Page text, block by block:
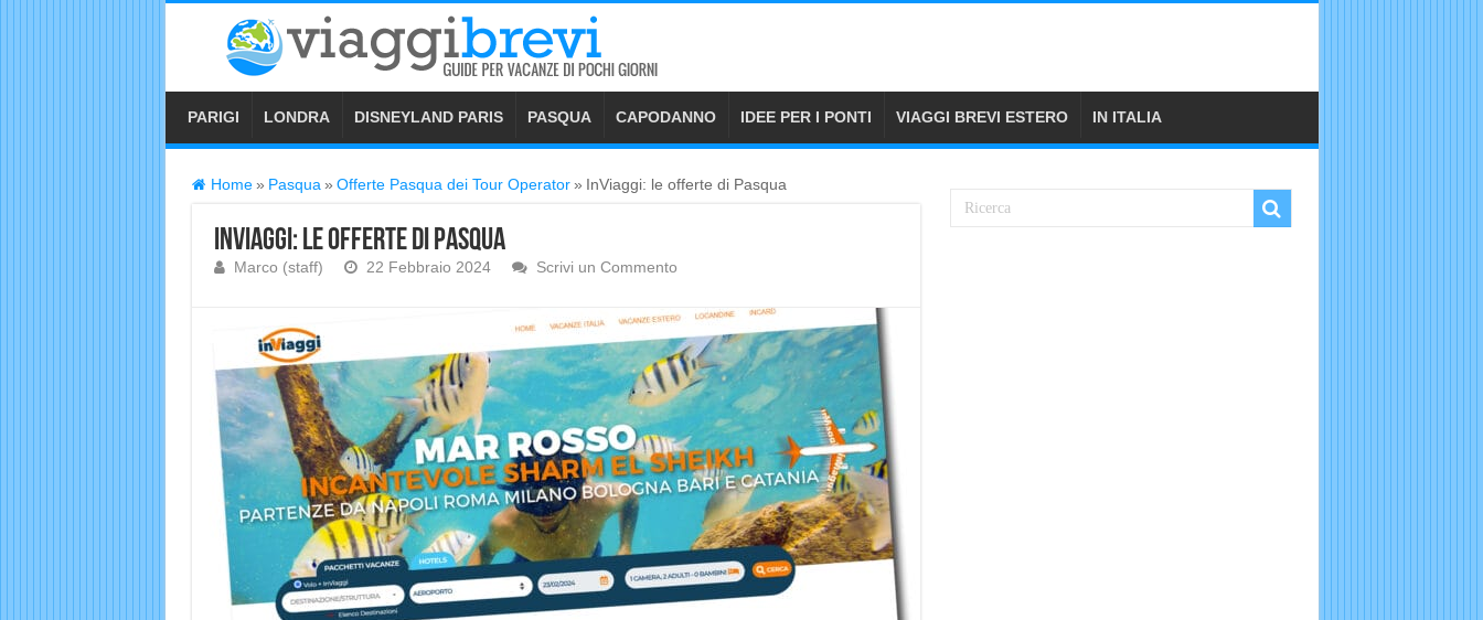
PARIGI LONDRA DISNEYLAND PARIS PASQUA CAPODANNO IDEE PER I PONTI VIAGGI BREVI ESTERO IN ITALIA
Home » Pasqua » Offerte Pasqua dei Tour Operator » InViaggi: le offerte di Pasqua
InViaggi: le offerte di Pasqua
Marco (staff) 22 Febbraio 2024 Scrivi un Commento